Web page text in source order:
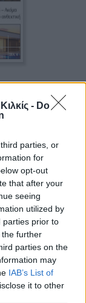
- Do
parties, or
for
opt-out
that after your
seeing
utilized by
parties prior to
further
parties on the
may
IAB’s List of
it to other